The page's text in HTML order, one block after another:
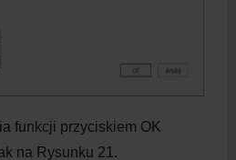
funkcji przyciskiem OK
na Rysunku 21.